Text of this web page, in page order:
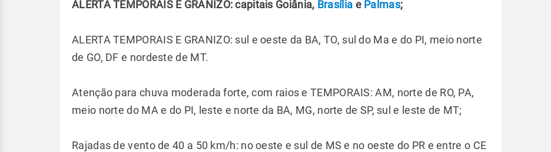
ALERTA TEMPORAIS E GRANIZO: capitais Goiânia, Brasília e Palmas;
ALERTA TEMPORAIS E GRANIZO: sul e oeste da BA, TO, sul do Ma e do PI, meio norte
de GO, DF e nordeste de MT.
Atenção para chuva moderada forte, com raios e TEMPORAIS: AM, norte de RO, PA,
meio norte do MA e do PI, leste e norte da BA, MG, norte de SP, sul e leste de MT;
Rajadas de vento de 40 a 50 km/h: no oeste e sul de MS e no oeste do PR e entre o CE